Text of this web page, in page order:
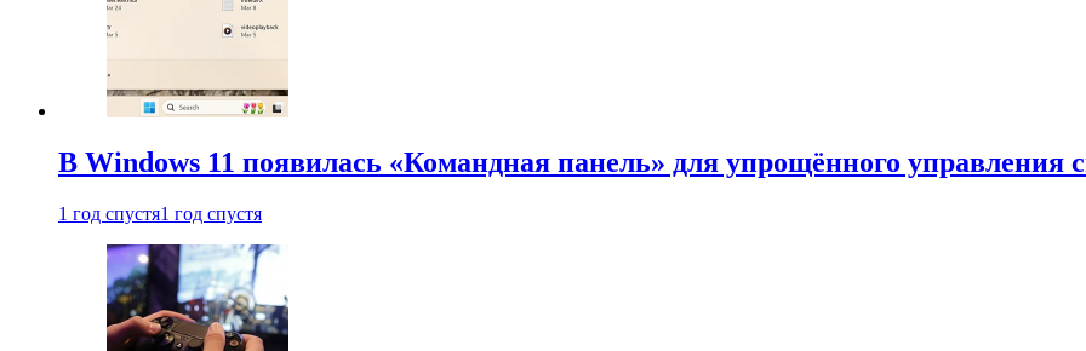
В Windows 11 появилась «Командная панель» для упрощённого управления
1 год спустя1 год спустя